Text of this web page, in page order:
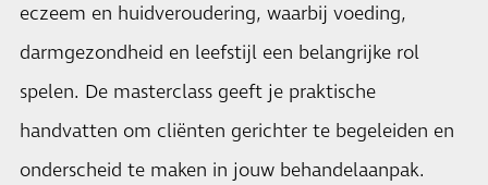
eczeem en huidveroudering, waarbij voeding,
darmgezondheid en leefstijl een belangrijke rol
spelen. De masterclass geeft je praktische
handvatten om cliënten gerichter te begeleiden en
onderscheid te maken in jouw behandelaanpak.